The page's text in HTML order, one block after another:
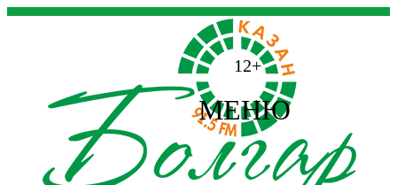
12+
МЕНЮ